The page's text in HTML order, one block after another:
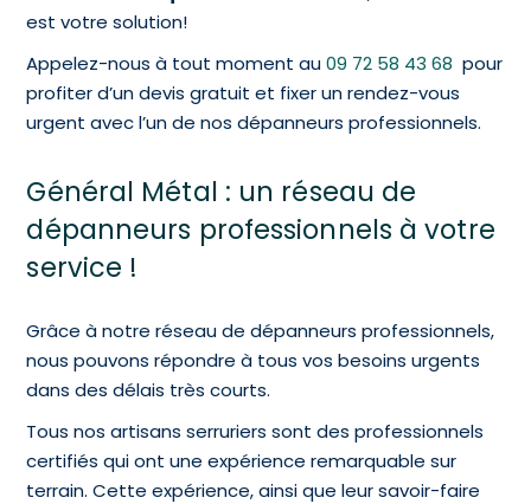
est votre solution!
Appelez-nous à tout moment au09 72 58 43 68 pour
profiter d’un devis gratuit et fixer un rendez-vous
urgent avec l’un de nos dépanneurs professionnels.
Général Métal : un réseau de
dépanneurs professionnels à votre
service !
Grâce à notre réseau de dépanneurs professionnels,
nous pouvons répondre à tous vos besoins urgents
dans des délais très courts.
Tous nos artisans serruriers sont des professionnels
certifiés qui ont une expérience remarquable sur
terrain. Cette expérience, ainsi que leur savoir-faire